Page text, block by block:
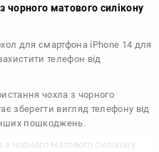
чорного матового силікону
для смартфона iPhone 14 для
телефон від
чохла з чорного
зберегти вигляд телефону від
пошкоджень.
з чорного матового силікону